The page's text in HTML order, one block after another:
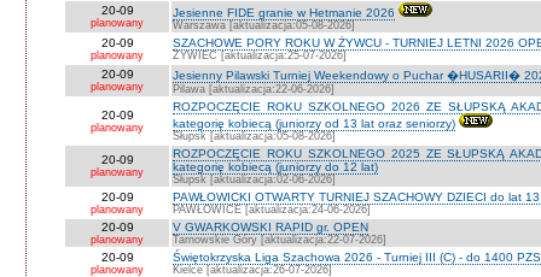
20-09
planowany
Jesienne FIDE granie w Hetmanie 2026
Warszawa [aktualizacja:05-08-2026]
20-09
planowany
SZACHOWE PORY ROKU W ŻYWCU - TURNIEJ LETNI 2026
ŻYWIEC [aktualizacja:25-07-2026]
20-09
planowany
Jesienny Pilawski Turniej Weekendowy o Puchar �HUSARII�
Pilawa [aktualizacja:22-06-2026]
20-09
planowany
ROZPOCZĘCIE ROKU SZKOLNEGO 2026 ZE SŁUPSKĄ
kategorię kobiecą (juniorzy od 13 lat oraz seniorzy)
Słupsk [aktualizacja:05-08-2026]
20-09
planowany
ROZPOCZĘCIE ROKU SZKOLNEGO 2025 ZE SŁUPSKĄ
kategorię kobiecą (juniorzy do 12 lat)
Słupsk [aktualizacja:02-06-2026]
20-09
planowany
PAWŁOWICKI OTWARTY TURNIEJ SZACHOWY DZIECI do lat
PAWŁOWICE [aktualizacja:24-06-2026]
20-09
planowany
V GWARKOWSKI RAPID gr. OPEN
Tarnowskie Góry [aktualizacja:22-07-2026]
20-09
planowany
Świętokrzyska Liga Szachowa 2026 - Turniej III (C) - do 1400
Kielce [aktualizacja:26-07-2026]